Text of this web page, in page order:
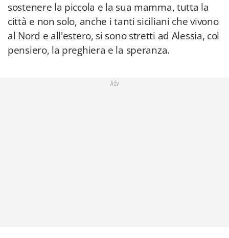
sostenere la piccola e la sua mamma, tutta la
città e non solo, anche i tanti siciliani che vivono
al Nord e all'estero, si sono stretti ad Alessia, col
pensiero, la preghiera e la speranza.
Adv